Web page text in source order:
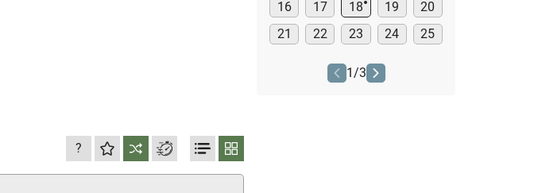
?
16
17 18 19
20
21
22 23 24 25
1/3